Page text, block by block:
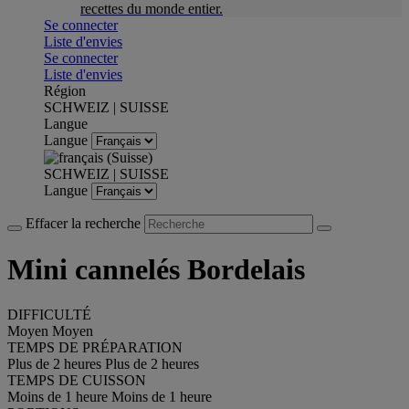
recettes du monde entier.
Se connecter
Liste d'envies
Se connecter
Liste d'envies
Région
SCHWEIZ | SUISSE
Langue
Langue
SCHWEIZ | SUISSE
Langue
Effacer la recherche
Mini cannelés Bordelais
DIFFICULTÉ
Moyen Moyen
TEMPS DE PRÉPARATION
Plus de 2 heures Plus de 2 heures
TEMPS DE CUISSON
Moins de 1 heure Moins de 1 heure